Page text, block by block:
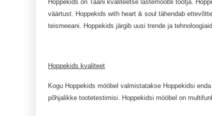
Hoppekids on Taani kvaliteetse lastemööbli tootja.
väärtust. Hoppekids with heart & soul tähendab
teismeeani. Hoppekids järgib uusi trende ja
Hoppekids kvaliteet
Kogu Hoppekids mööbel valmistatakse Hoppekidsi
põhjalikke tootetestimisi. Hoppekidsi mööbel on